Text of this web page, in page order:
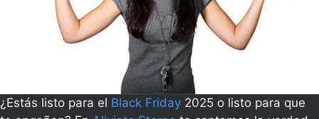
¿Estás listo para el Black Friday 2025 o listo para que